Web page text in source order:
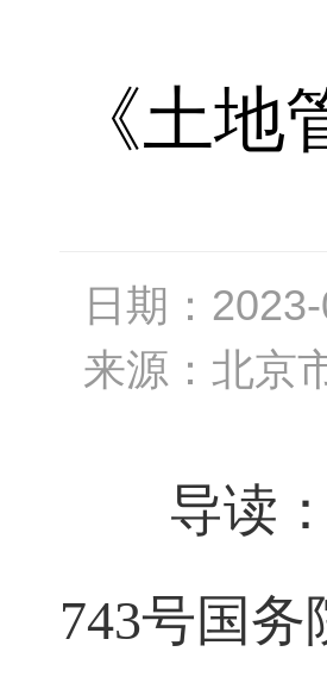
《土
日期：
来源： 北京
导读
743号国